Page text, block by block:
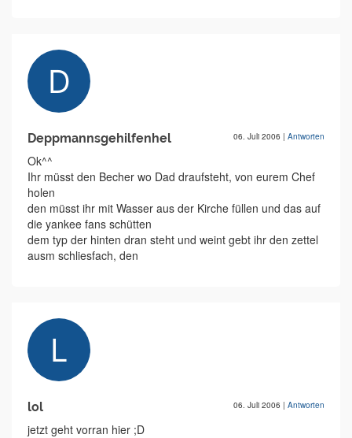
Deppmannsgehilfenhel 06. Juli 2006 | Antworten
Ok^^
Ihr müsst den Becher wo Dad draufsteht, von eurem Chef
holen
den müsst ihr mit Wasser aus der Kirche füllen und das auf
die yankee fans schütten
dem typ der hinten dran steht und weint gebt ihr den zettel
ausm schliesfach, den
lol 06. Juli 2006 | Antworten
jetzt geht vorran hier ;D